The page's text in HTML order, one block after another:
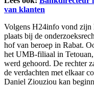
van klanten
Volgens H24info vond zijn
plaats bij de
hof van beroep in Rabat.
het UMB-filiaal in Tetouan,
werd gehoord. De rechter
de verdachten met elkaar
Daniel Ziouziou kan